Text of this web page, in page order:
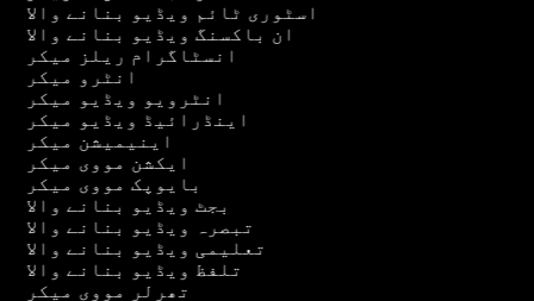
اسٹوری ٹائم ویڈیو بنانے والا
ان باکسنگ ویڈیو بنانے والا
انسٹاگرام ریلز میکر
انٹرو میکر
انٹرویو ویڈیو میکر
اینڈرائیڈ ویڈیو میکر
اینیمیشن میکر
ایکشن مووی میکر
بایوپک مووی میکر
بجٹ ویڈیو بنانے والا
تبصرہ ویڈیو بنانے والا
تعلیمی ویڈیو بنانے والا
تلفظ ویڈیو بنانے والا
تھرلر مووی میکر